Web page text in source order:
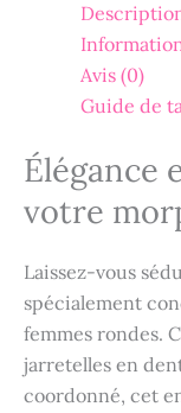
Avis (0)
Guide de
Élégance
votre
Laissez-vous
spécialement
femmes rondes.
jarretelles en
coordonné, cet